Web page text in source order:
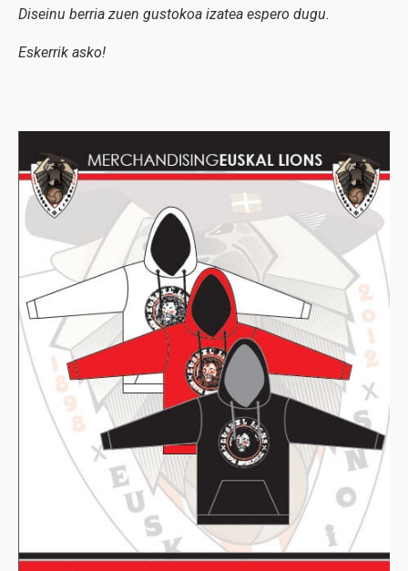
Diseinu berria zuen gustokoa izatea espero dugu.
Eskerrik asko!